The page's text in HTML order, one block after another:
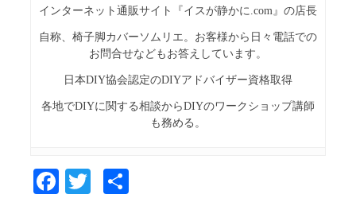
インターネット通販サイト『イスが静かに.com』の店長
自称、椅子脚カバーソムリエ。お客様から日々電話での
お問合せなどもお答えしています。
日本DIY協会認定のDIYアドバイザー資格取得
各地でDIYに関する相談からDIYのワークショップ講師
も務める。
Fa